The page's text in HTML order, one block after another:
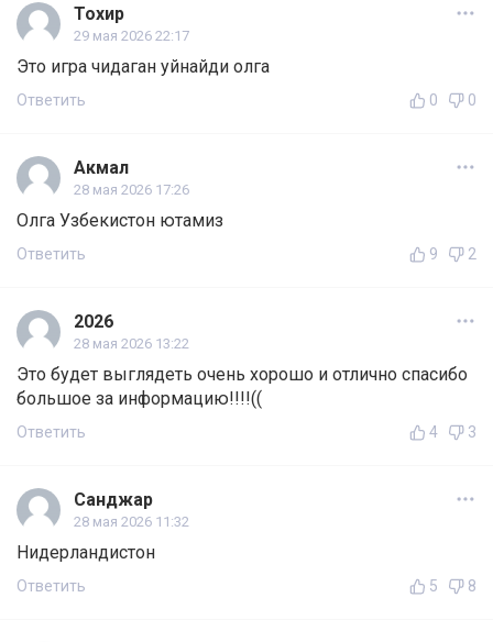
Тохир
29 мая 2026 22:17
Это игра чидаган уйнайди олга
Ответить 0 0
Акмал
28 мая 2026 17:26
Олга Узбекистон ютамиз
Ответить 9 2
2026
28 мая 2026 13:22
Это будет выглядеть очень хорошо и отлично спасибо
большое за информацию!!!!((
Ответить 4 3
Санджар
28 мая 2026 11:32
Нидерландистон
Ответить 5 8